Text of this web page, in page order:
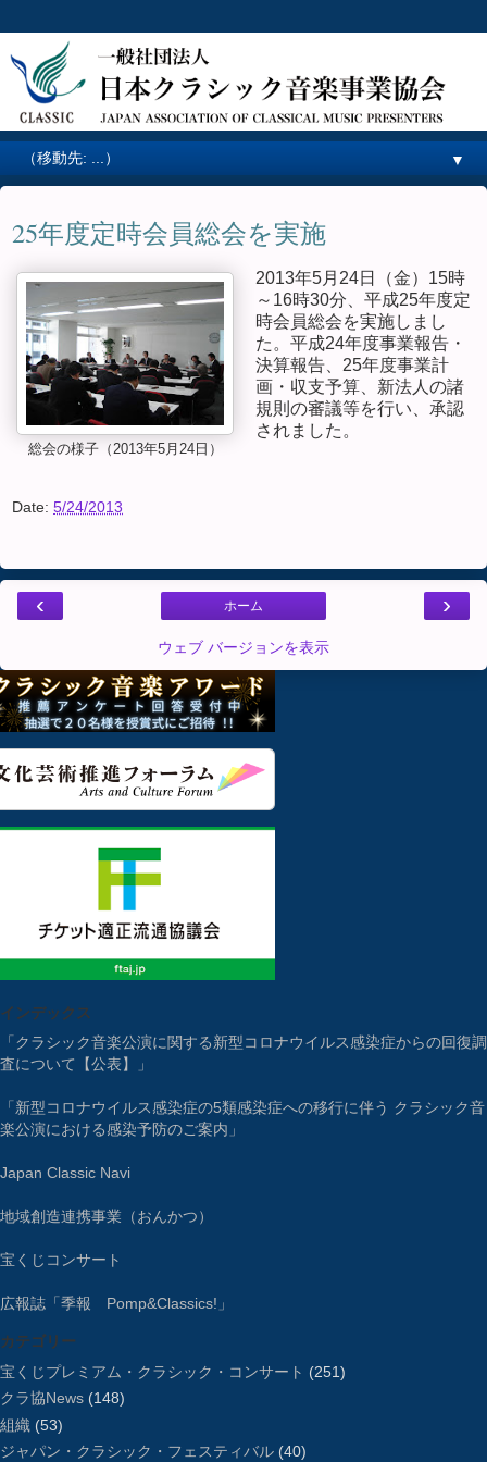
▼
25年度定時会員総会を実施
総会の様子（2013年5月24日）
2013年5月24日（金）15時
～16時30分、平成25年度定
時会員総会を実施しまし
た。平成24年度事業報告・
決算報告、25年度事業計
画・収支予算、新法人の諸
規則の審議等を行い、承認
されました。
Date: 5/24/2013
‹ ›
ホーム
ウェブ バージョンを表示
インデックス
「クラシック音楽公演に関する新型コロナウイルス感染症からの回復調
査について【公表】」
「新型コロナウイルス感染症の5類感染症への移行に伴う クラシック音
楽公演における感染予防のご案内」
Japan Classic Navi
地域創造連携事業（おんかつ）
宝くじコンサート
広報誌「季報 Pomp&Classics!」
カテゴリー
宝くじプレミアム・クラシック・コンサート (251)
クラ協News (148)
組織 (53)
ジャパン・クラシック・フェスティバル (40)